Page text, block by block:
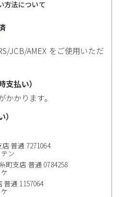
方法について
JCB/AMEX をご使用いただ
払い）
かります。
普通 7271064
ン
町支店 普通 0784258
普通 1157064